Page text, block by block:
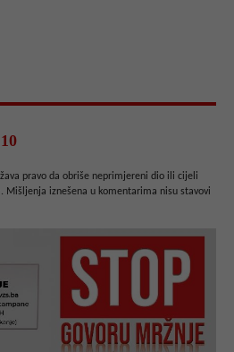
pravo da obriše neprimjereni dio ili cijeli
Mišljenja iznešena u komentarima nisu stavovi